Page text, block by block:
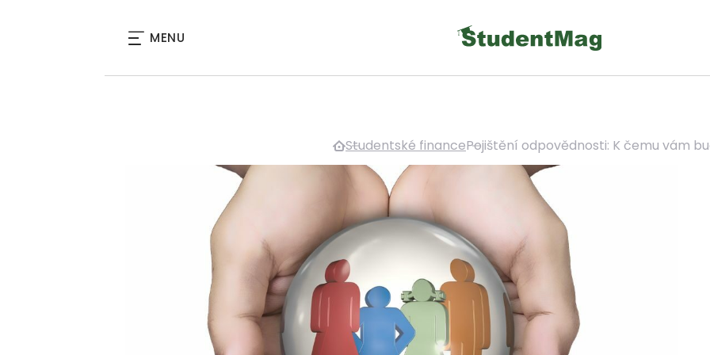
MENU
Studentské financePojištění odpovědnosti: K čemu vám